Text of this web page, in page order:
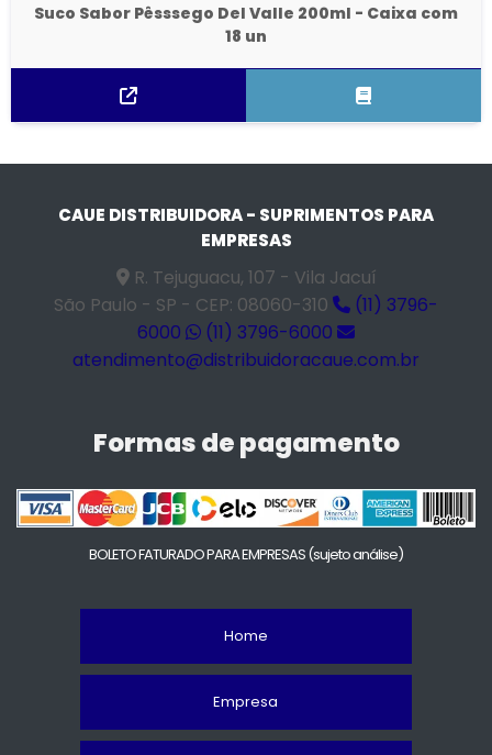
Suco Sabor Pêsssego Del Valle 200ml - Caixa com
18 un
CAUE DISTRIBUIDORA - SUPRIMENTOS PARA
EMPRESAS
R. Tejuguacu, 107 - Vila Jacuí
São Paulo - SP - CEP: 08060-310
(11) 3796-
6000
(11) 3796-6000
atendimento@distribuidoracaue.com.br
Formas de pagamento
BOLETO FATURADO PARA EMPRESAS(sujeto análise)
Home
Empresa